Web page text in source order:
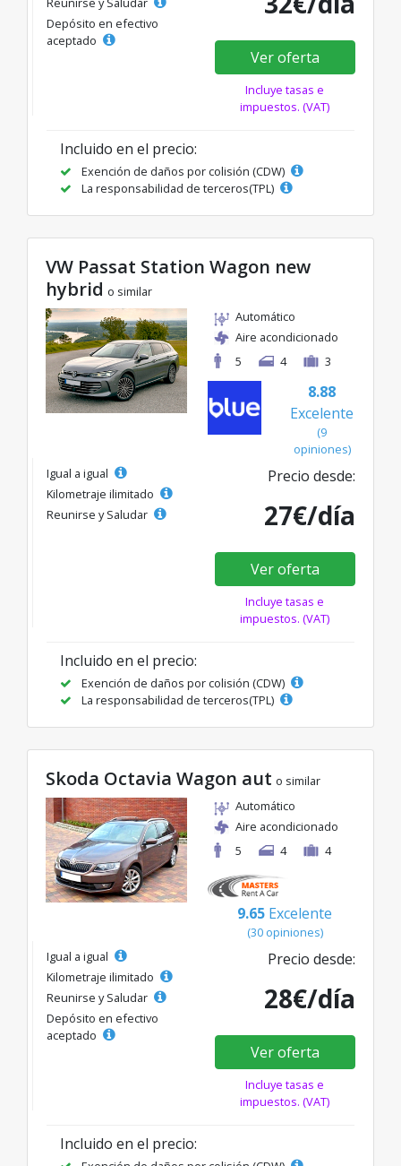
Depósito en efectivo
aceptado
Ver oferta
Incluye tasas e
impuestos. (VAT)
Incluido en el precio:
Exención de daños por colisión (CDW)
La responsabilidad de terceros(TPL)
VW Passat Station Wagon new
hybrid o similar
Automático
Aire acondicionado
5
4 3
8.88
Excelente
(9
opiniones)
Igual a igual
Kilometraje ilimitado
Reunirse y Saludar
Precio desde:
27€/día
Ver oferta
Incluye tasas e
impuestos. (VAT)
Incluido en el precio:
Exención de daños por colisión (CDW)
La responsabilidad de terceros(TPL)
Skoda Octavia Wagon aut o similar
Automático
Aire acondicionado
5
4 4
9.65 Excelente
(30 opiniones)
Igual a igual
Kilometraje ilimitado
Reunirse y Saludar
Depósito en efectivo
aceptado
Precio desde:
28€/día
Ver oferta
Incluye tasas e
impuestos. (VAT)
Incluido en el precio: